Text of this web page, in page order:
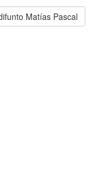
Matías Pascal